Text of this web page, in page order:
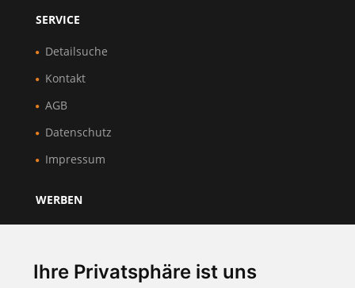
Ihre Privatsphäre ist uns
SERVICE
Detailsuche
Kontakt
AGB
Datenschutz
Impressum
WERBEN